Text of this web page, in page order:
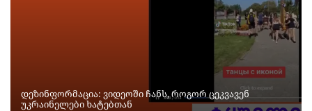
დეზინფორმაცია: ვიდეოში ჩანს, როგორ ცეკვავენ
უკრაინელები ხატებთან